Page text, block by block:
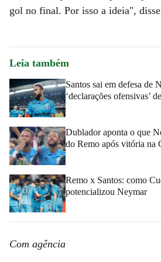
gol no final. Por isso a ideia",
Leia também
Santos sai em defesa de
‘declarações ofensivas’
Dublador aponta o que
do Remo após vitória na
Remo x Santos: como
potencializou Neymar
Com agência